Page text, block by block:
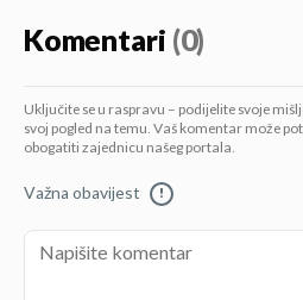
Komentari (0)
Uključite se u raspravu – podijelite svoje
svoj pogled na temu. Vaš komentar može
obogatiti zajednicu našeg portala.
Važna obavijest !